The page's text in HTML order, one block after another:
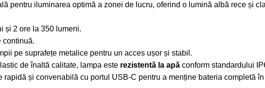
pentru iluminarea optimă a zonei de lucru, oferind o lumină albă rece și
și 2 ore la 350 lumeni.
continuă.
pe suprafețe metalice pentru un acces ușor și stabil.
de înaltă calitate, lampa este rezistentă la apă conform standardului
rapidă și convenabilă cu portul USB-C pentru a menține bateria completă